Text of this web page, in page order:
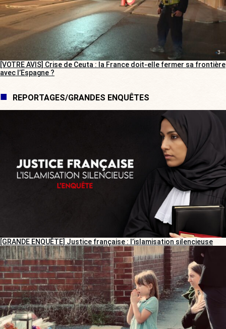
[VOTRE AVIS] Crise de Ceuta : la France doit-elle fermer sa frontière
avec l’Espagne ?
REPORTAGES/GRANDES ENQUÊTES
[GRANDE ENQUÊTE] Justice française : l’islamisation silencieuse